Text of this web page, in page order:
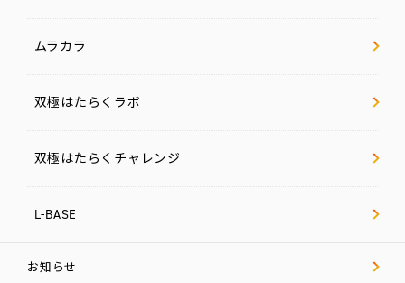
ムラカラ
双極はたらくラボ
双極はたらくチャレンジ
L-BASE
お知らせ